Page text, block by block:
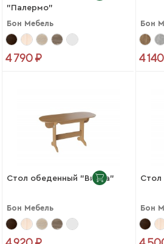
"Палермо"
Бон Мебель
4 790 ₽
Бон
4
Стол обеденный "Виола"
Бон Мебель
Стол
Бон